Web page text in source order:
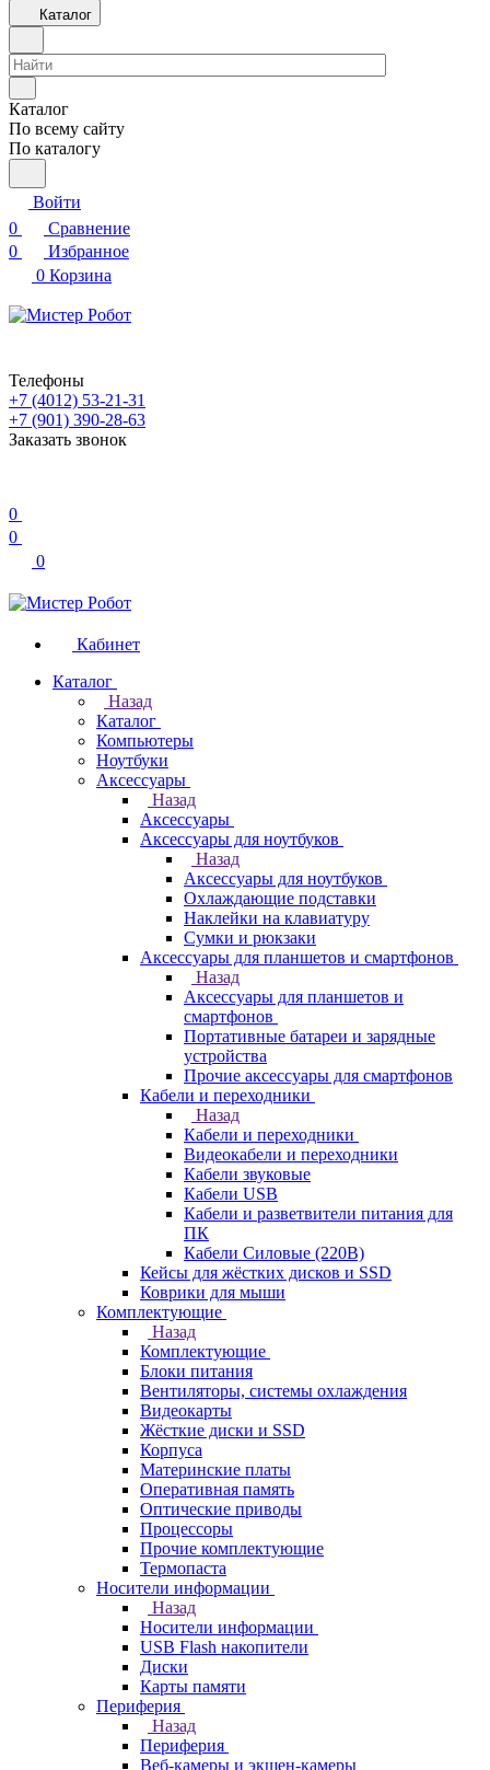
Каталог
Каталог
По всему сайту
По каталогу
Войти
0
Сравнение
0
Избранное
0 Корзина
Телефоны
+7 (4012) 53-21-31
+7 (901) 390-28-63
Заказать звонок
0
0
0
Кабинет
Каталог
Назад
Каталог
Компьютеры
Ноутбуки
Аксессуары
Назад
Аксессуары
Аксессуары для ноутбуков
Назад
Аксессуары для ноутбуков
Охлаждающие подставки
Наклейки на клавиатуру
Сумки и рюкзаки
Аксессуары для планшетов и смартфонов
Назад
Аксессуары для планшетов и
смартфонов
Портативные батареи и зарядные
устройства
Прочие аксессуары для смартфонов
Кабели и переходники
Назад
Кабели и переходники
Видеокабели и переходники
Кабели звуковые
Кабели USB
Кабели и разветвители питания для
ПК
Кабели Силовые (220В)
Кейсы для жёстких дисков и SSD
Коврики для мыши
Комплектующие
Назад
Комплектующие
Блоки питания
Вентиляторы, системы охлаждения
Видеокарты
Жёсткие диски и SSD
Корпуса
Материнские платы
Оперативная память
Оптические приводы
Процессоры
Прочие комплектующие
Термопаста
Носители информации
Назад
Носители информации
USB Flash накопители
Диски
Карты памяти
Периферия
Назад
Периферия
Веб-камеры и экшен-камеры